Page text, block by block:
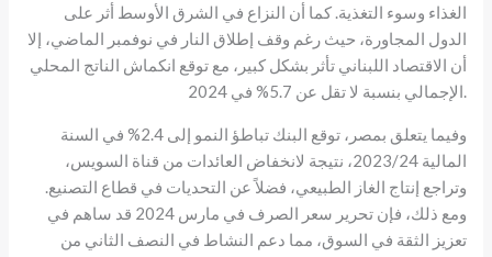
الغذاء وسوء التغذية. كما أن النزاع في الشرق الأوسط أثر على
الدول المجاورة، حيث رغم وقف إطلاق النار في نوفمبر الماضي، إلا
أن الاقتصاد اللبناني تأثر بشكل كبير، مع توقع انكماش الناتج المحلي
وفيما يتعلق بمصر، توقع البنك تباطؤ النمو إلى 2.4% في السنة
المالية 2023/24، نتيجة لانخفاض العائدات من قناة السويس،
وتراجع إنتاج الغاز الطبيعي، فضلاً عن التحديات في قطاع التصنيع.
ومع ذلك، فإن تحرير سعر الصرف في مارس 2024 قد ساهم في
تعزيز الثقة في السوق، مما دعم النشاط في النصف الثاني من